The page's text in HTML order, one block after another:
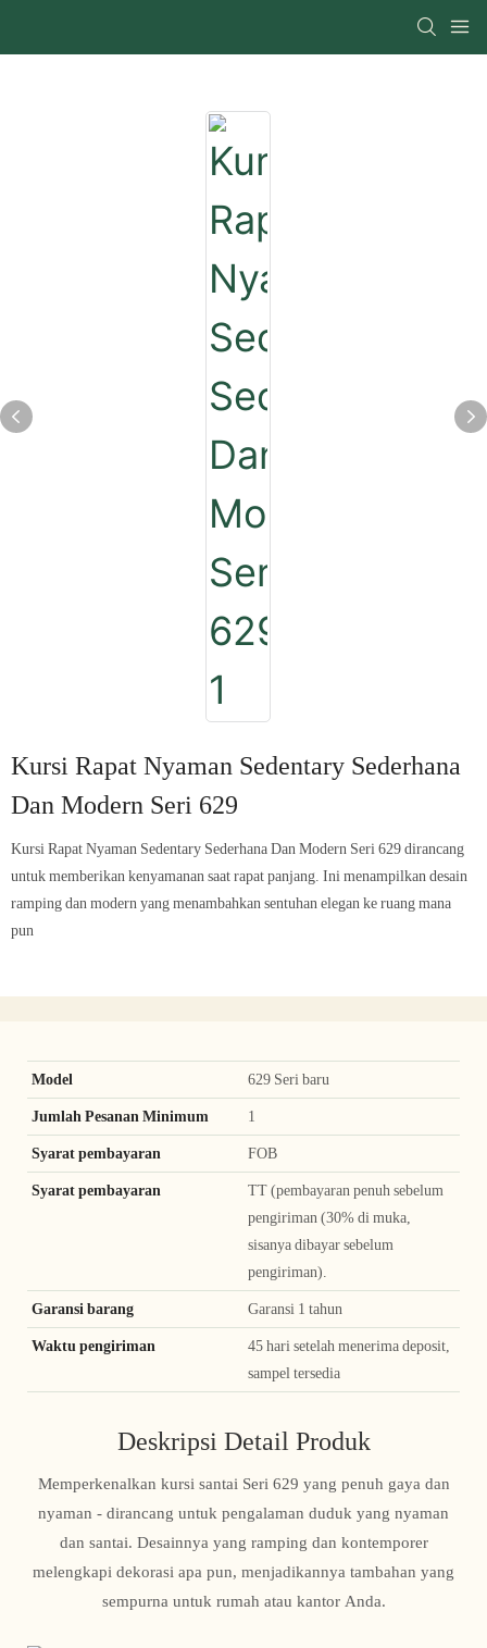
Kursi Rapat Nyaman Sedentary Sederhana
Dan Modern Seri 629
Kursi Rapat Nyaman Sedentary Sederhana Dan Modern Seri 629 dirancang
untuk memberikan kenyamanan saat rapat panjang. Ini menampilkan desain
ramping dan modern yang menambahkan sentuhan elegan ke ruang mana
pun
Model 629 Seri baru
Jumlah Pesanan Minimum 1
Syarat pembayaran FOB
Syarat pembayaran
TT (pembayaran penuh sebelum
pengiriman (30% di muka,
sisanya dibayar sebelum
pengiriman).
Garansi barang Garansi 1 tahun
Waktu pengiriman
45 hari setelah menerima deposit,
sampel tersedia
Deskripsi Detail Produk
Memperkenalkan kursi santai Seri 629 yang penuh gaya dan
nyaman - dirancang untuk pengalaman duduk yang nyaman
dan santai. Desainnya yang ramping dan kontemporer
melengkapi dekorasi apa pun, menjadikannya tambahan yang
sempurna untuk rumah atau kantor Anda.